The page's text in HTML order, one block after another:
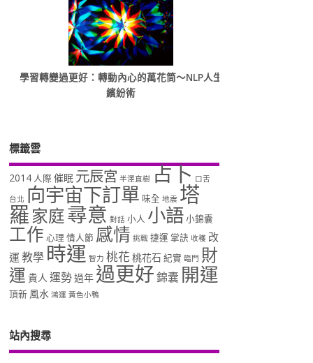
學習轉變過更好：轉動內心的萬花筒～NLP人生
繽紛術
標籤雲
2014 人際 催眠 元辰宮 半澤直樹 占卜 口舌
台北 向宇宙下訂單 味全 地震 塔
羅家庭尋意 對話 小人 小語 小錦囊
工作 心理 情人節 感情 挑戰 捷運 掌訣 收穫 改
運 教學 時運 智力 桃花 桃花石 紀實 臨門 財
運 貴人 運勢過年 過更好錦囊 開運
頂新 風水 鴻運 黃色小鴨
站內搜尋